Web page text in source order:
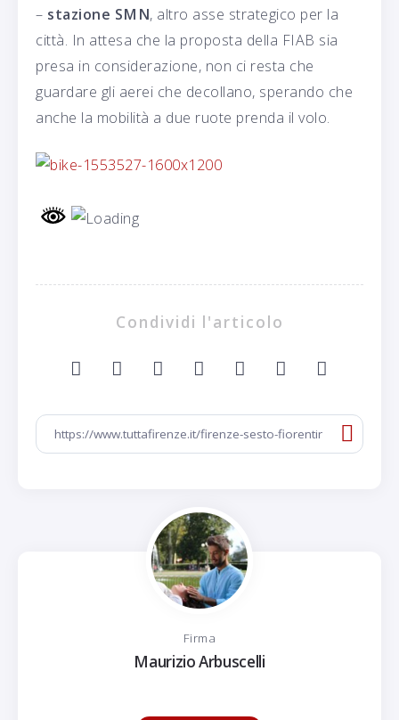
– stazione SMN, altro asse strategico per la
città. In attesa che la proposta della FIAB sia
presa in considerazione, non ci resta che
guardare gli aerei che decollano, sperando che
anche la mobilità a due ruote prenda il volo.
Condividi l'articolo
Firma
Maurizio Arbuscelli